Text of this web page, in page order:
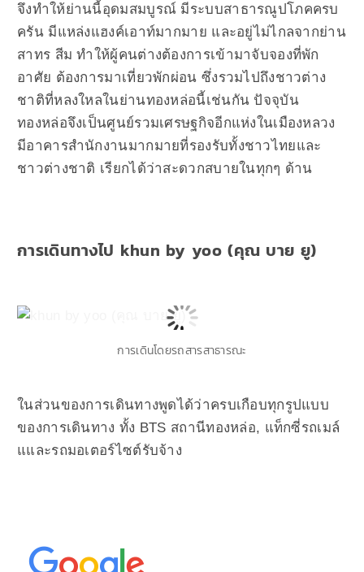
จึงทำให้ย่านนี้อุดมสมบูรณ์ มีระบบสาธารณูปโภคครบ
ครัน มีแหล่งแฮงค์เอาท์มากมาย และอยู่ไม่ไกลจากย่าน
สาทร สีม ทำให้ผู้คนต่างต้องการเข้ามาจับจองที่พัก
อาศัย ต้องการมาเที่ยวพักผ่อน ซึ่งรวมไปถึงชาวต่าง
ชาติที่หลงใหลในย่านทองหล่อนี้เช่นกัน ปัจจุบัน
ทองหล่อจึงเป็นศูนย์รวมเศรษฐกิจอีกแห่งในเมืองหลวง
มีอาคารสำนักงานมากมายที่รองรับทั้งชาวไทยและ
ชาวต่างชาติ เรียกได้ว่าสะดวกสบายในทุกๆ ด้าน
การเดินทางไป khun by yoo (คุณ บาย ยู)
การเดินโดยรถสารสาธารณะ
ในส่วนของการเดินทางพูดได้ว่าครบเกือบทุกรูปแบบ
ของการเดินทาง ทั้ง BTS สถานีทองหล่อ, แท็กซี่รถเมล์
แและรถมอเตอร์ไซต์รับจ้าง